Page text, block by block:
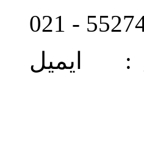
ایمیل :